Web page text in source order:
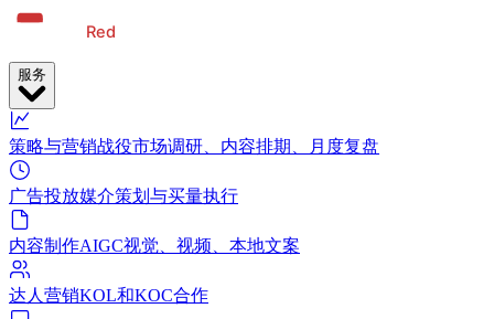
服务
策略与营销战役市场调研、内容排期、月度复盘
广告投放媒介策划与买量执行
内容制作AIGC视觉、视频、本地文案
达人营销KOL和KOC合作